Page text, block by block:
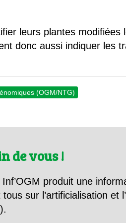
leurs plantes modifiées
donc aussi indiquer les
(OGM/NTG)
de vous !
produit une
sur l’artificialisation et